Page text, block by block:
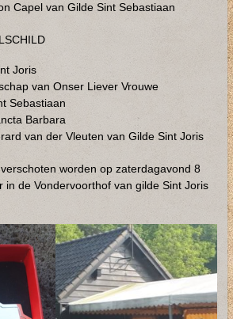
Capel van Gilde Sint Sebastiaan
Joris
van Onser Liever Vrouwe
Sebastiaan
Barbara
van der Vleuten van Gilde Sint Joris
worden op zaterdagavond 8
in de Vondervoorthof van gilde Sint Joris